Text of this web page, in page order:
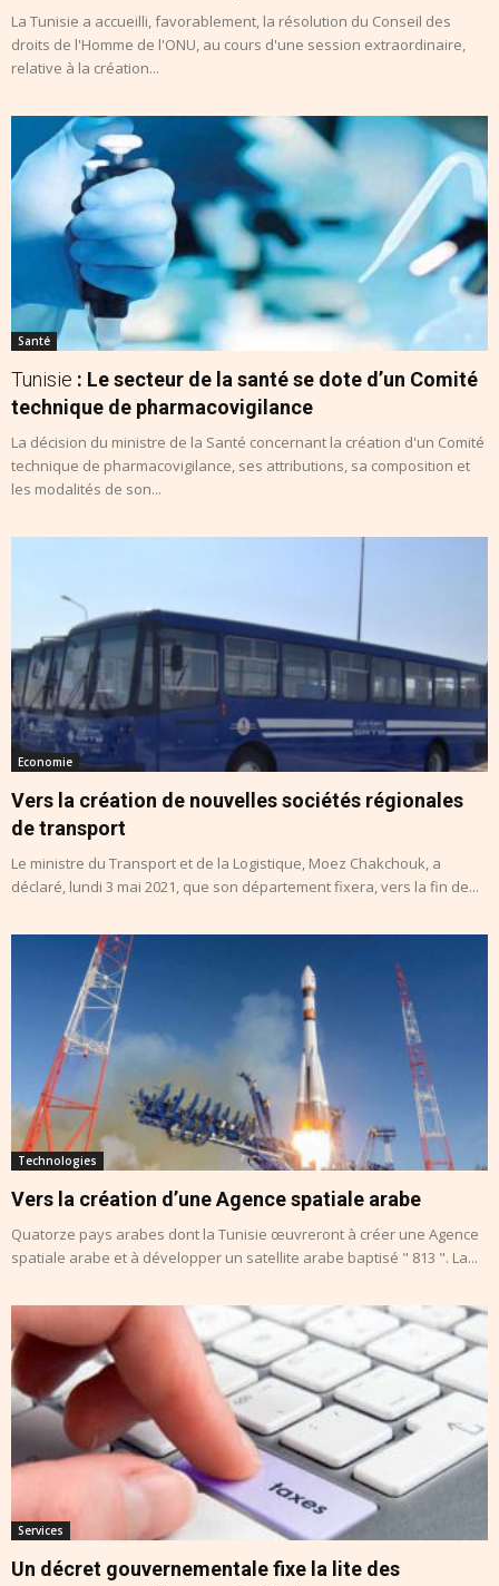
La Tunisie a accueilli, favorablement, la résolution du Conseil des
droits de l'Homme de l'ONU, au cours d'une session extraordinaire,
relative à la création...
Santé
Tunisie : Le secteur de la santé se dote d’un Comité
technique de pharmacovigilance
La décision du ministre de la Santé concernant la création d'un Comité
technique de pharmacovigilance, ses attributions, sa composition et
les modalités de son...
Economie
Vers la création de nouvelles sociétés régionales
de transport
Le ministre du Transport et de la Logistique, Moez Chakchouk, a
déclaré, lundi 3 mai 2021, que son département fixera, vers la fin de...
Technologies
Vers la création d’une Agence spatiale arabe
Quatorze pays arabes dont la Tunisie œuvreront à créer une Agence
spatiale arabe et à développer un satellite arabe baptisé " 813 ". La...
Services
Un décret gouvernementale fixe la lite des